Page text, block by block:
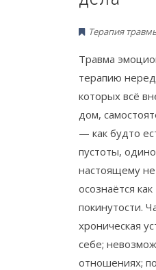
Терапия
Травма
терапию
которых всё
дом,
— как будто
пустоты,
настоящему
осознаётся
покинутости.
хроническая
себе;
отношениях;